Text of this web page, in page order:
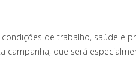
de trabalho, saúde e
campanha, que será